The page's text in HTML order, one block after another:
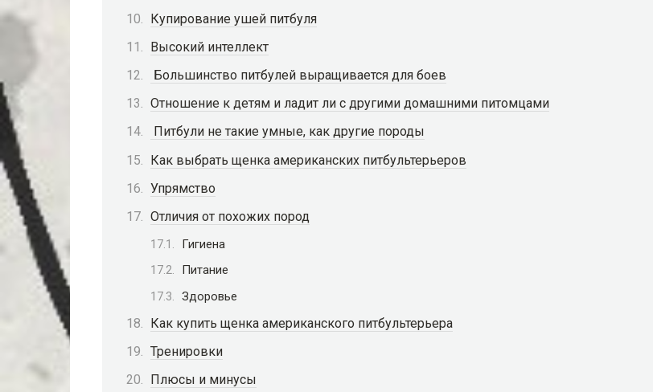
Купирование ушей питбуля
Высокий интеллект
Большинство питбулей выращивается для боев
Отношение к детям и ладит ли с другими домашними питомцами
Питбули не такие умные, как другие породы
Как выбрать щенка американских питбультерьеров
Упрямство
Отличия от похожих пород
Гигиена
Питание
Здоровье
Как купить щенка американского питбультерьера
Тренировки
Плюсы и минусы